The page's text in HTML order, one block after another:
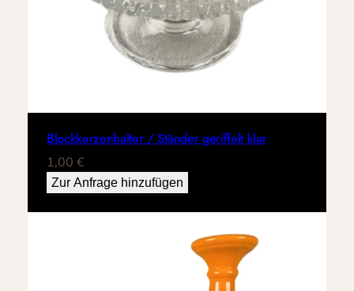
Blockkerzenhalter / Ständer geriffelt klar
1,00 €
Zur Anfrage hinzufügen